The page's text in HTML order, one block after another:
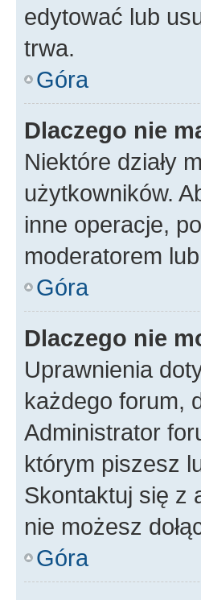
edytować lub
trwa.
Góra
Dlaczego nie
Niektóre działy
użytkowników.
inne operacje,
moderatorem
Góra
Dlaczego nie
Uprawnienia
każdego forum,
Administrator
którym piszesz
Skontaktuj się z
nie możesz
Góra